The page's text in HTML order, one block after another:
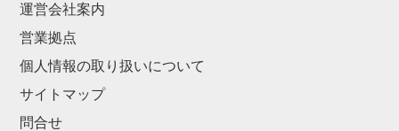
運営会社案内
営業拠点
個人情報の取り扱いについて
サイトマップ
問合せ